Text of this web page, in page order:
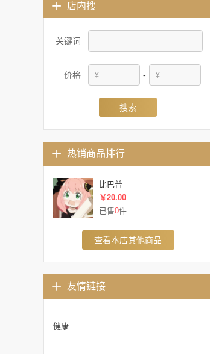
店内搜
关键词
价格 -
搜索
热销商品排行
比巴普
￥20.00
已售0件
查看本店其他商品
友情链接
健康